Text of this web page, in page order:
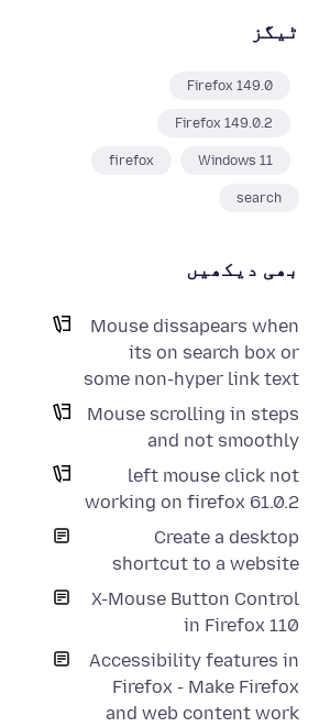
ٹیگز
Firefox 149.0
Firefox 149.0.2
Windows 11
firefox
search
بھی دیکھیں
Mouse dissapears when
its on search box or
some non-hyper link text
Mouse scrolling in steps
and not smoothly
left mouse click not
working on firefox 61.0.2
Create a desktop
shortcut to a website
X-Mouse Button Control
in Firefox 110
Accessibility features in
Firefox - Make Firefox
and web content work